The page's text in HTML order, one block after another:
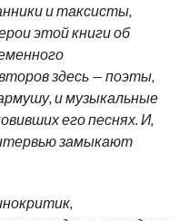
и таксисты,
этой книги об
здесь — поэты,
и музыкальные
его песнях. И,
замыкают